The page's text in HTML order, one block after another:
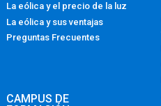
La eólica y el precio de la luz
La eólica y sus ventajas
Preguntas Frecuentes
CAMPUS DE